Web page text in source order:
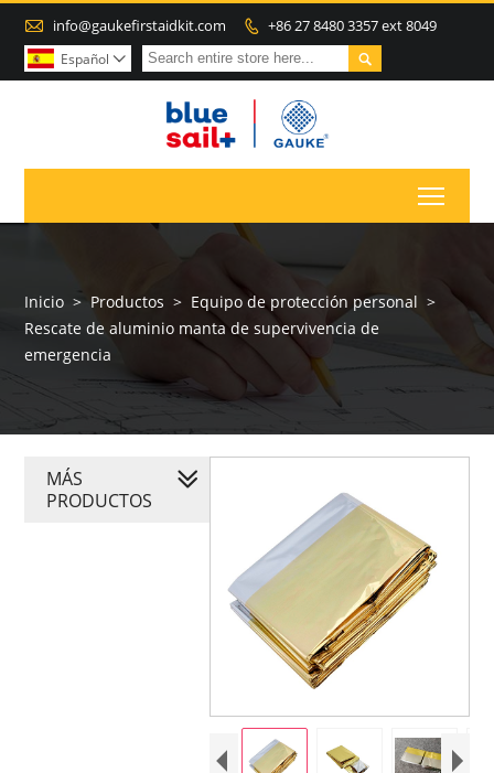
 info@gaukefirstaidkit.com  +86 27 8480 3357 ext 8049

Español 
Inicio > Productos > Equipo de protección personal >
Rescate de aluminio manta de supervivencia de
emergencia
MÁS
PRODUCTOS